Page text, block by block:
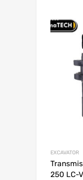
EXCAVATOR
250 LC-V